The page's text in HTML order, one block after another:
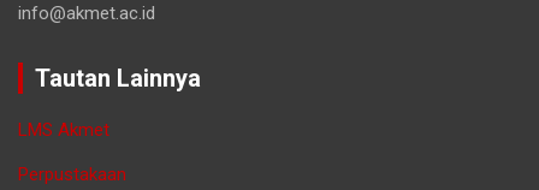
info@akmet.ac.id
Tautan Lainnya
LMS Akmet
Perpustakaan